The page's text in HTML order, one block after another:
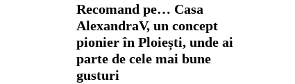
Recomand pe… Casa
AlexandraV, un concept
pionier în Ploiești, unde ai
parte de cele mai bune
gusturi